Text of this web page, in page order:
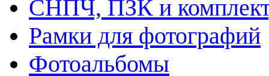
СНПЧ, ПЗК и
Рамки для фотографий
Фотоальбомы